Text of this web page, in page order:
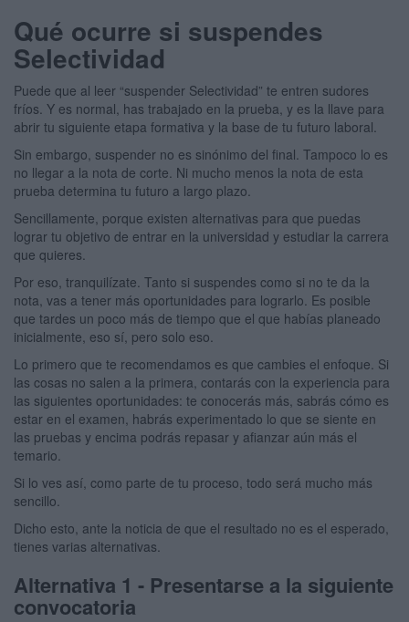
Qué ocurre si suspendes
Selectividad
Puede que al leer “suspender Selectividad” te entren sudores
fríos. Y es normal, has trabajado en la prueba, y es la llave para
abrir tu siguiente etapa formativa y la base de tu futuro laboral.
Sin embargo, suspender no es sinónimo del final. Tampoco lo es
no llegar a la nota de corte. Ni mucho menos la nota de esta
prueba determina tu futuro a largo plazo.
Sencillamente, porque existen alternativas para que puedas
lograr tu objetivo de entrar en la universidad y estudiar la carrera
que quieres.
Por eso, tranquilízate. Tanto si suspendes como si no te da la
nota, vas a tener más oportunidades para lograrlo. Es posible
que tardes un poco más de tiempo que el que habías planeado
inicialmente, eso sí, pero solo eso.
Lo primero que te recomendamos es que cambies el enfoque. Si
las cosas no salen a la primera, contarás con la experiencia para
las siguientes oportunidades: te conocerás más, sabrás cómo es
estar en el examen, habrás experimentado lo que se siente en
las pruebas y encima podrás repasar y afianzar aún más el
temario.
Si lo ves así, como parte de tu proceso, todo será mucho más
sencillo.
Dicho esto, ante la noticia de que el resultado no es el esperado,
tienes varias alternativas.
Alternativa 1 - Presentarse a la siguiente
convocatoria